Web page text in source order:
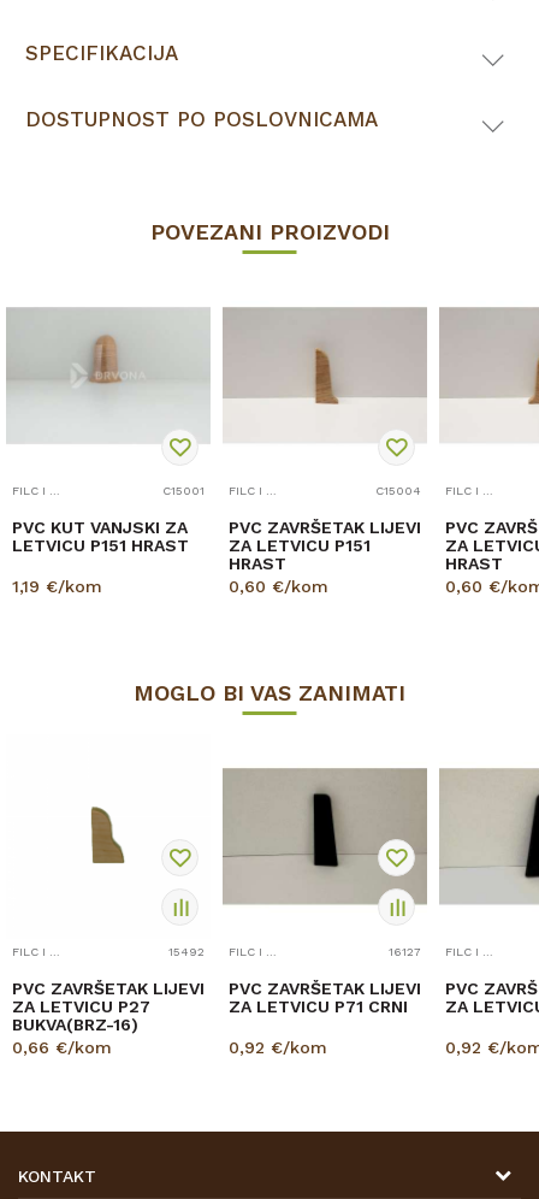
SPECIFIKACIJA
DOSTUPNOST PO POSLOVNICAMA
POVEZANI PROIZVODI
C15001
PVC KUT VANJSKI ZA
LETVICU P151 HRAST
1,19 €/kom
C15004
PVC ZAVRŠETAK LIJEVI
ZA LETVICU P151
HRAST
0,60 €/kom
PVC
ZA
HRAST
0,60 €/
MOGLO BI VAS ZANIMATI
15492
PVC ZAVRŠETAK LIJEVI
ZA LETVICU P27
BUKVA(BRZ-16)
0,66 €/kom
16127
PVC ZAVRŠETAK LIJEVI
ZA LETVICU P71 CRNI
0,92 €/kom
PVC
ZA
0,92 €/
KONTAKT